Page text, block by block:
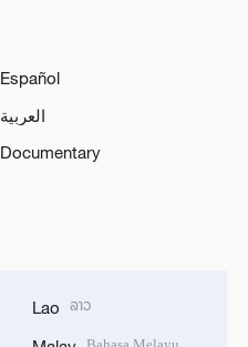
Español
العربية
Documentary
Lao ລາວ